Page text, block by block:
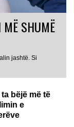
MË SHUMË
jashtë. Si
bëjë më të
e